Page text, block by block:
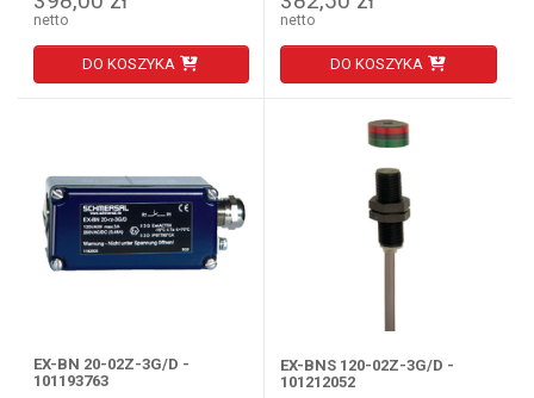
netto
DO KOSZYKA
netto
DO KOSZYKA
EX-BN 20-02Z-3G/D -
101193763
EX-BNS 120-02Z-3G/D -
101212052